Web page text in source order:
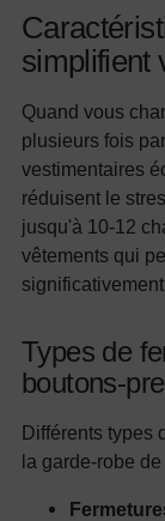
simplifient
Quand vous
plusieurs fois
vestimentaires
réduisent le
jusqu'à 10-12
vêtements qui
Types de
boutons-
Différents types
la garde-robe